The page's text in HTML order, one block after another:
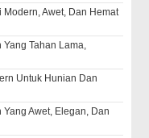
Awet, Dan Hemat
Yang Tahan Lama,
Untuk Hunian Dan
Awet, Elegan, Dan